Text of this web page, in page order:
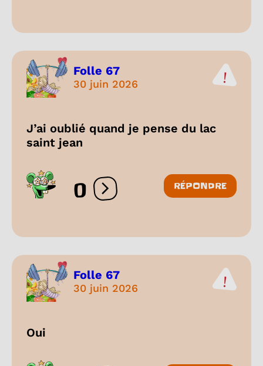
Folle 67
30 juin 2026
J’ai oublié quand je pense du lac
saint jean
0 Ouvrir les réactions
RÉPONDRE
Folle 67
30 juin 2026
Oui